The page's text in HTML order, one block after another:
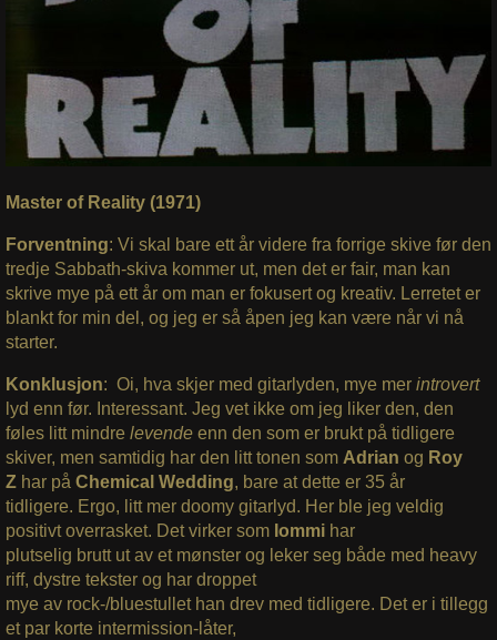
Master of Reality (1971)
Forventning: Vi skal bare ett år videre fra forrige skive før den
tredje Sabbath-skiva kommer ut, men det er fair, man kan
skrive mye på ett år om man er fokusert og kreativ. Lerretet er
blankt for min del, og jeg er så åpen jeg kan være når vi nå
starter.
Konklusjon: Oi, hva skjer med gitarlyden, mye mer introvert
lyd enn før. Interessant. Jeg vet ikke om jeg liker den, den
føles litt mindre levende enn den som er brukt på tidligere
skiver, men samtidig har den litt tonen som Adrian og Roy
Zhar på Chemical Wedding, bare at dette er 35 år
tidligere. Ergo, litt mer doomy gitarlyd. Her ble jeg veldig
positivt overrasket. Det virker som Iommi har
plutselig brutt ut av et mønster og leker seg både med heavy
riff, dystre tekster og har droppet
mye av rock-/bluestullet han drev med tidligere. Det er i tillegg
et par korte intermission-låter,